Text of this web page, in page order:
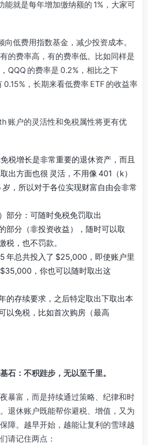
能就是每年增加缴纳额的 1%，大家可
向低费用指数基金，减少投资成本。
的费率高，有的费率低。比如同样是
QQQ 的费率是 0.2%，相比之下
0.15%，长期来看低费率 ETF 的收益率
账户的灵活性和免税属性将更有优
税增长是非常重要的退休资产，而且
出方面也很 灵活，不用像 401（k）
，所以对于各位实现财富自由会非常
部分：可随时免税免罚取出
部分（非投资收益），随时可以取
税，也不罚款。
年总共投入了 $25,000，即使账户里
，你也可以随时取出这
的存续要求，之后特定取出下取出本
以免税，比如首次购房（最高
石：不积跬步，无以至千里。
暴富，而是持续通过策略、纪律和时
退休账户既能帮你避税、增值，又为
障。越早开始，越能让复利的雪球越
请记住两点：